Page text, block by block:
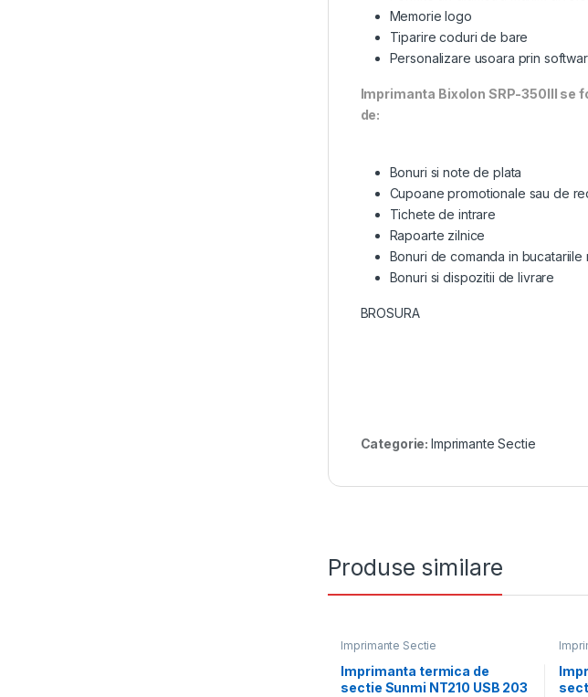
Memorie logo
Tiparire coduri de bare
Personalizare usoara prin
Imprimanta Bixolon SRP-350III
de:
Bonuri si note de plata
Cupoane promotionale sau de
Tichete de intrare
Rapoarte zilnice
Bonuri de comanda in bucatariile
Bonuri si dispozitii de livrare
BROSURA
Categorie: Imprimante Sectie
Produse similare
Imprimante Sectie
Imprimanta termica de
sectie Sunmi NT210 USB 203